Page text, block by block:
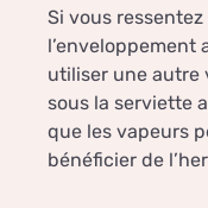
Si vous
l’enveloppement
utiliser une autre
sous la serviette
que les vapeurs
bénéficier de